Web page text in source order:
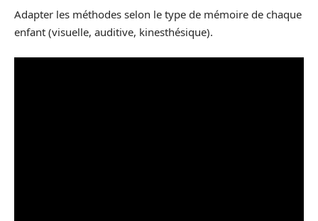
Adapter les méthodes selon le type de mémoire de chaque
enfant (visuelle, auditive, kinesthésique).